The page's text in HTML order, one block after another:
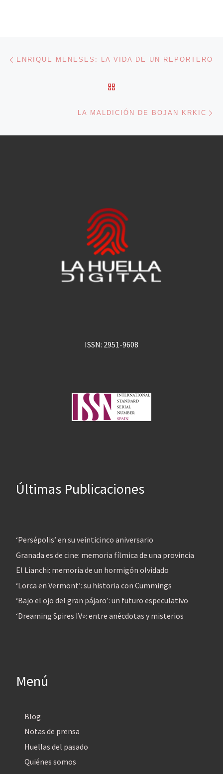
Navegación de entradas
ENRIQUE MENESES: LA VIDA DE UN REPORTERO
LA MALDICIÓN DE BOJAN KRKIC
ISSN: 2951-9608
Últimas Publicaciones
‘Persépolis’ en su veinticinco aniversario
Granada es de cine: memoria fílmica de una provincia
El Lianchi: memoria de un hormigón olvidado
‘Lorca en Vermont’: su historia con Cummings
‘Bajo el ojo del gran pájaro’: un futuro especulativo
‘Dreaming Spires IV»: entre anécdotas y misterios
Menú
Blog
Notas de prensa
Huellas del pasado
Quiénes somos